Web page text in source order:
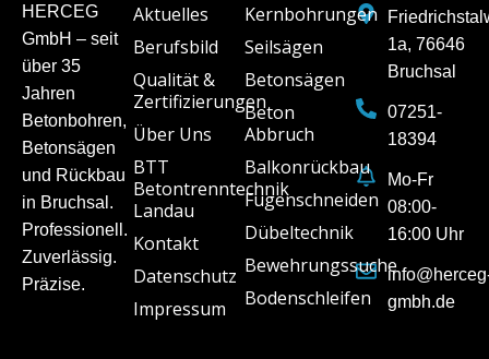
HERCEG
GmbH – seit
über 35
Jahren
Betonbohren,
Betonsägen
und Rückbau
in Bruchsal.
Professionell.
Zuverlässig.
Präzise.
Aktuelles
Berufsbild
Qualität &
Zertifizierungen
Über Uns
BTT
Betontrenntechnik
Landau
Kontakt
Datenschutz
Impressum
Kernbohrungen
Seilsägen
Betonsägen
Beton
Abbruch
Balkonrückbau
Fugenschneiden
Dübeltechnik
Bewehrungssuche
Bodenschleifen
1a, 76646
Bruchsal
07251-
18394
Mo-Fr
08:00-
16:00 Uhr
gmbh.de